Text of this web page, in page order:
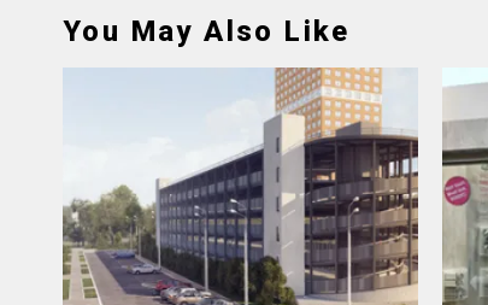
You May Also Like